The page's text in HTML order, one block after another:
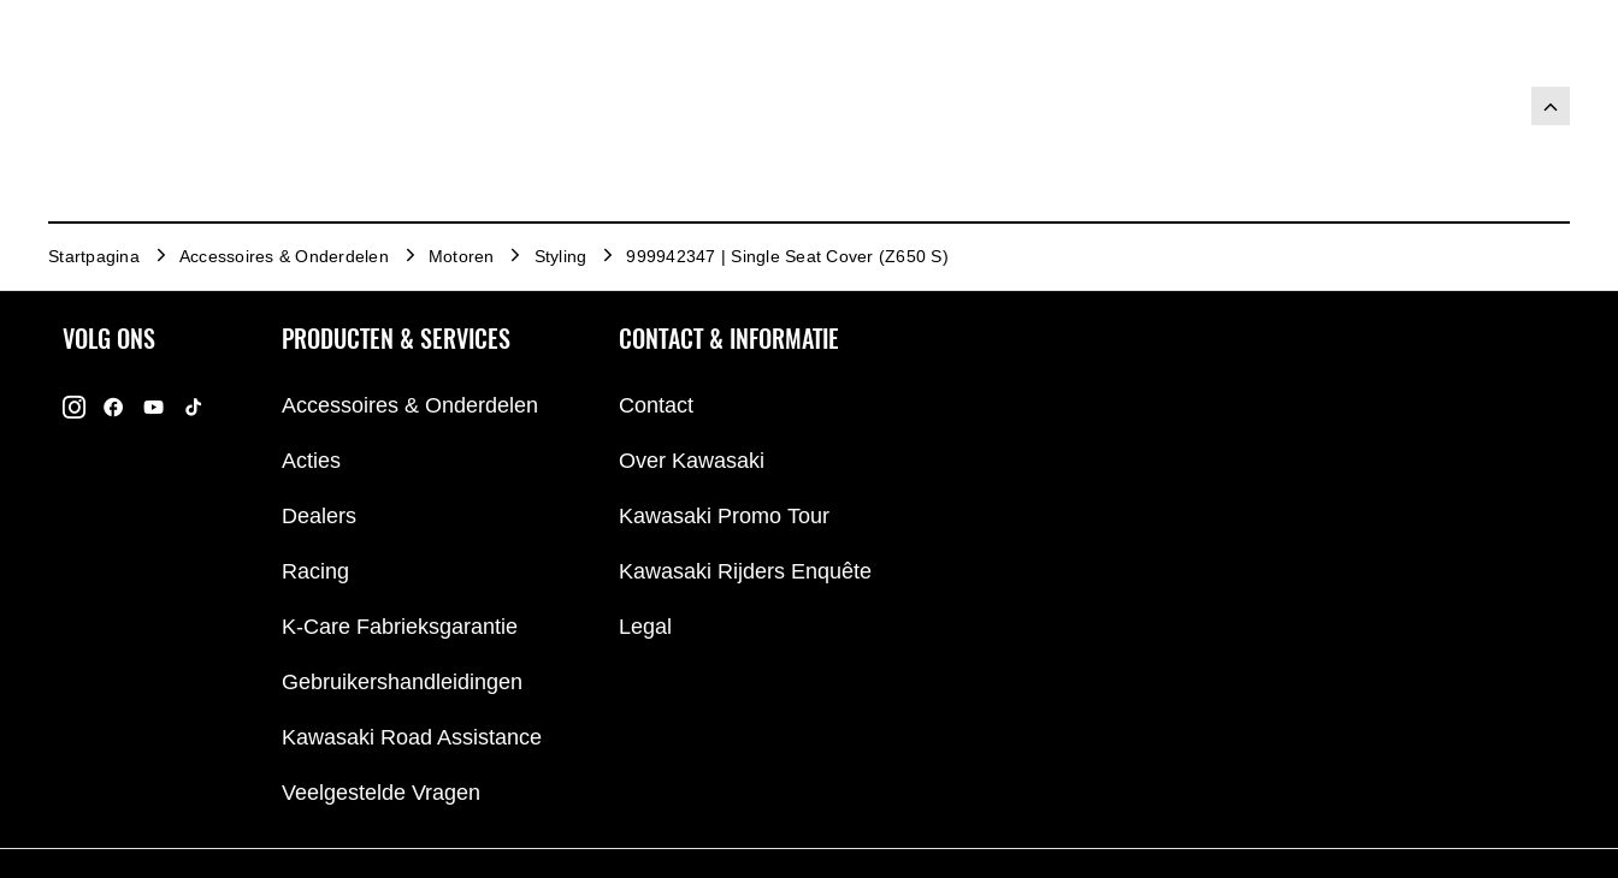
Startpagina Accessoires & Onderdelen Motoren Styling 999942347 | Single Seat Cover (Z650 S)
VOLG ONS PRODUCTEN & SERVICES
Accessoires & Onderdelen
Acties
Dealers
Racing
K-Care Fabrieksgarantie
Gebruikershandleidingen
Kawasaki Road Assistance
Veelgestelde Vragen
CONTACT & INFORMATIE
Contact
Over Kawasaki
Kawasaki Promo Tour
Kawasaki Rijders Enquête
Legal